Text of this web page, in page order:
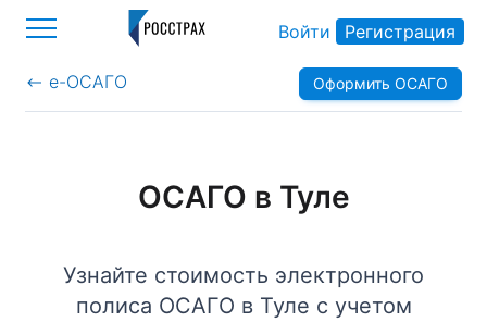
Войти Регистрация
е-ОСАГО
> Оформить ОСАГО
ОСАГО в Туле
Узнайте стоимость электронного
полиса ОСАГО в Туле с учетом